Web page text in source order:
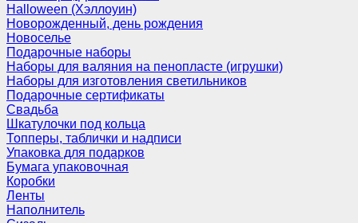
Halloween (Хэллоуин)
Новорожденный, день рождения
Новоселье
Подарочные наборы
Наборы для валяния на пенопласте (игрушки)
Наборы для изготовления светильников
Подарочные сертификаты
Свадьба
Шкатулочки под кольца
Топперы, таблички и надписи
Упаковка для подарков
Бумага упаковочная
Коробки
Ленты
Наполнитель